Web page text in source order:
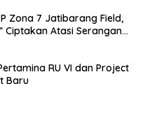
Zona 7 Jatibarang Field,
Ciptakan Atasi Serangan
RU VI dan Project
Baru